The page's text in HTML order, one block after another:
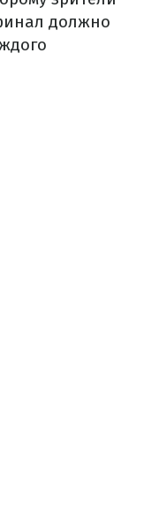
должно